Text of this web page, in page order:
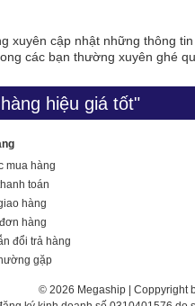
xuyên cập nhật những thông
các bạn thường xuyên ghé
hiệu giá tốt"
mua hàng
toán
hàng
hàng
đổi trả hàng
gặp
© 2026 Megaship | Coppyright